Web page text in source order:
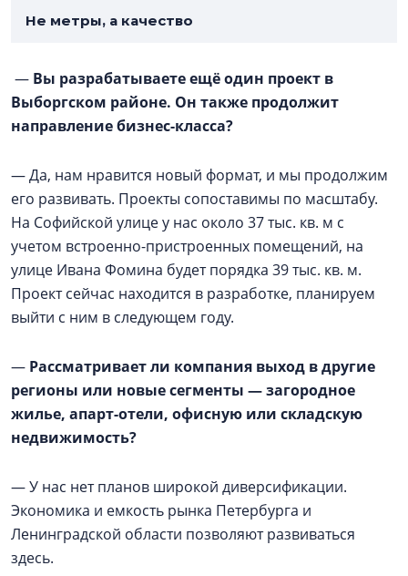
Не метры, а качество
— Вы разрабатываете ещё один проект в
Выборгском районе. Он также продолжит
направление бизнес-класса?
— Да, нам нравится новый формат, и мы продолжим
его развивать. Проекты сопоставимы по масштабу.
На Софийской улице у нас около 37 тыс. кв. м с
учетом встроенно-пристроенных помещений, на
улице Ивана Фомина будет порядка 39 тыс. кв. м.
Проект сейчас находится в разработке, планируем
выйти с ним в следующем году.
— Рассматривает ли компания выход в другие
регионы или новые сегменты — загородное
жилье, апарт-отели, офисную или складскую
недвижимость?
— У нас нет планов широкой диверсификации.
Экономика и емкость рынка Петербурга и
Ленинградской области позволяют развиваться
здесь.